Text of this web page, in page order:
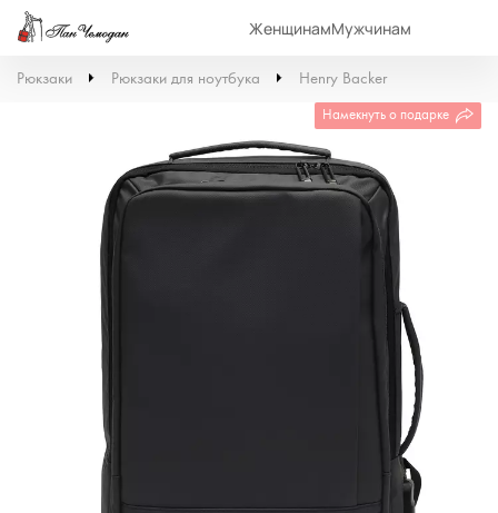
ЖенщинамМужчинам
Рюкзаки Рюкзаки для ноутбука Henry Backer
Намекнуть о подарке